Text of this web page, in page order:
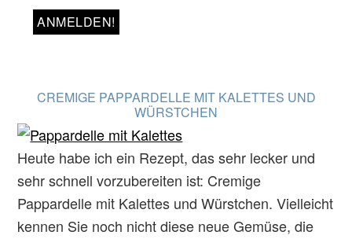
CREMIGE PAPPARDELLE MIT KALETTES UND
WÜRSTCHEN
Heute habe ich ein Rezept, das sehr lecker und
sehr schnell vorzubereiten ist: Cremige
Pappardelle mit Kalettes und Würstchen. Vielleicht
kennen Sie noch nicht diese neue Gemüse, die